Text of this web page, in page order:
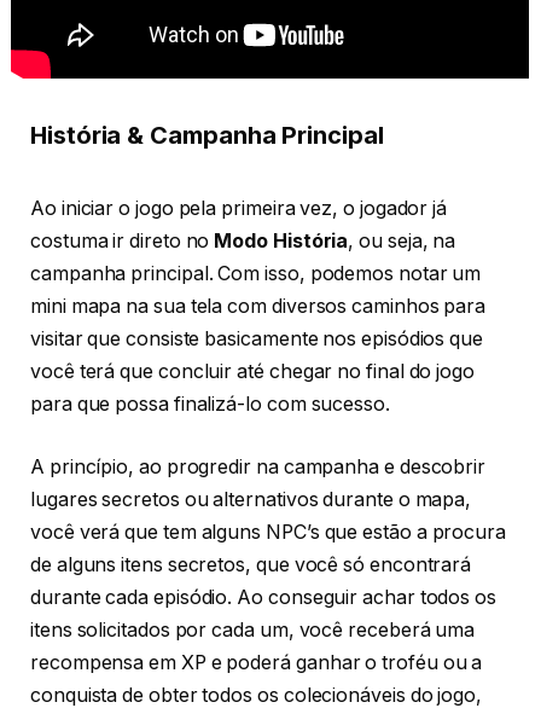
História & Campanha Principal
Ao iniciar o jogo pela primeira vez, o jogador já
costuma ir direto no Modo História, ou seja, na
campanha principal. Com isso, podemos notar um
mini mapa na sua tela com diversos caminhos para
visitar que consiste basicamente nos episódios que
você terá que concluir até chegar no final do jogo
para que possa finalizá-lo com sucesso.
A princípio, ao progredir na campanha e descobrir
lugares secretos ou alternativos durante o mapa,
você verá que tem alguns NPC’s que estão a procura
de alguns itens secretos, que você só encontrará
durante cada episódio. Ao conseguir achar todos os
itens solicitados por cada um, você receberá uma
recompensa em XP e poderá ganhar o troféu ou a
conquista de obter todos os colecionáveis do jogo,